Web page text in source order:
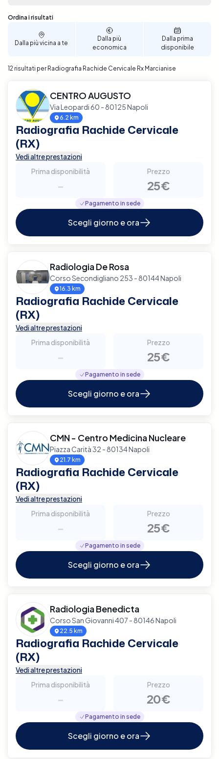
meglio si adattano alle tue necessità, facilitando
una prenotazione rapida e senza complicazioni.
Assicurati il miglior supporto per la tua salute
cervicale, prenota ora con Elty.
Sono stati trovati 12 risultati
Ordina i risultati
Dalla più vicina a te
Dalla più
economica
Dalla prima
disponibile
12 risultati per Radiografia Rachide Cervicale Rx Marcianise
CENTRO AUGUSTO
Via Leopardi 60 - 80125 Napoli
6.2 km
Radiografia Rachide Cervicale
(RX)
Vedi altre prestazioni
Prima disponibilità
-
Prezzo
25€
Pagamento in sede
Scegli giorno e ora
Radiologia De Rosa
Corso Secondigliano 253 - 80144 Napoli
16.3 km
Radiografia Rachide Cervicale
(RX)
Vedi altre prestazioni
Prima disponibilità
-
Prezzo
25€
Pagamento in sede
Scegli giorno e ora
CMN - Centro Medicina Nucleare
Piazza Carità 32 - 80134 Napoli
21.7 km
Radiografia Rachide Cervicale
(RX)
Vedi altre prestazioni
Prima disponibilità
-
Prezzo
25€
Pagamento in sede
Scegli giorno e ora
Radiologia Benedicta
Corso San Giovanni 407 - 80146 Napoli
22.5 km
Radiografia Rachide Cervicale
(RX)
Vedi altre prestazioni
Prima disponibilità
-
Prezzo
20€
Pagamento in sede
Scegli giorno e ora